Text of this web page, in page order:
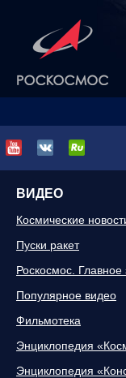
ВИДЕО
Космические
Пуски ракет
Роскосмос.
Популярное видео
Фильмотека
Энциклопедия
Энциклопедия